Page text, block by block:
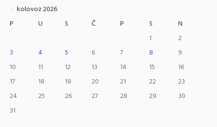
kolovoz 2026
P
U S Č P S
N
1
2
3
4 5 6 7 8
9
10
11 12 13 14 15
16
17
18 19 20 21 22
23
24
25 26 27 28 29
30
31